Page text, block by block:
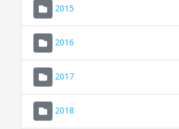
2015
2016
2017
2018